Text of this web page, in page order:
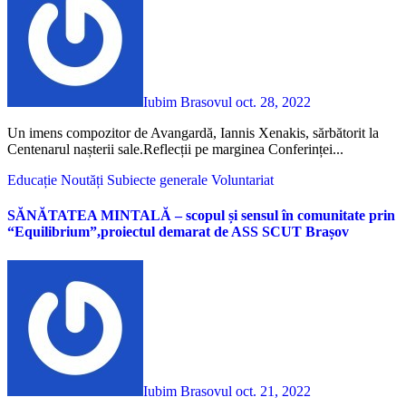
Iubim Brasovul oct. 28, 2022
Un imens compozitor de Avangardă, Iannis Xenakis, sărbătorit la
Centenarul nașterii sale.Reflecții pe marginea Conferinței...
Educație Noutăți Subiecte generale Voluntariat
SĂNĂTATEA MINTALĂ – scopul și sensul în comunitate prin
“Equilibrium”,proiectul demarat de ASS SCUT Brașov
Iubim Brasovul oct. 21, 2022